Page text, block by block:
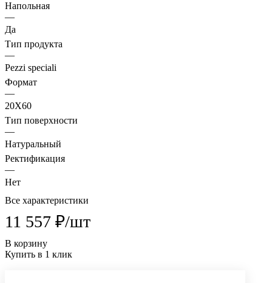
Напольная
—
Да
Тип продукта
—
Pezzi speciali
Формат
—
20X60
Тип поверхности
—
Натуральный
Ректификация
—
Нет
Все характеристики
11 557 ₽/шт
В корзину
Купить в 1 клик